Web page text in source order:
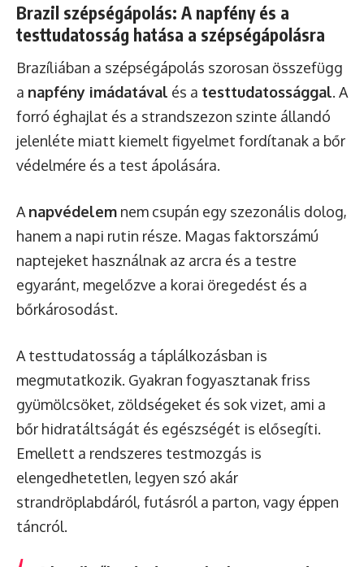
Brazil szépségápolás: A napfény és a
testtudatosság hatása a szépségápolásra
Brazíliában a szépségápolás szorosan összefügg
a napfény imádatával és a testtudatossággal. A
forró éghajlat és a strandszezon szinte állandó
jelenléte miatt kiemelt figyelmet fordítanak a bőr
védelmére és a test ápolására.
A napvédelem nem csupán egy szezonális dolog,
hanem a napi rutin része. Magas faktorszámú
naptejeket használnak az arcra és a testre
egyaránt, megelőzve a korai öregedést és a
bőrkárosodást.
A testtudatosság a táplálkozásban is
megmutatkozik. Gyakran fogyasztanak friss
gyümölcsöket, zöldségeket és sok vizet, ami a
bőr hidratáltságát és egészségét is elősegíti.
Emellett a rendszeres testmozgás is
elengedhetetlen, legyen szó akár
strandröplabdáról, futásról a parton, vagy éppen
táncról.